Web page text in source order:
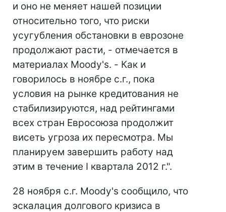
и оно не меняет нашей позиции
относительно того, что риски
усугубления обстановки в еврозоне
продолжают расти, - отмечается в
материалах Moody's. - Как и
говорилось в ноябре с.г., пока
условия на рынке кредитования не
стабилизируются, над рейтингами
всех стран Евросоюза продолжит
висеть угроза их пересмотра. Мы
планируем завершить работу над
этим в течение I квартала 2012 г.".
28 ноября с.г. Moody's сообщило, что
эскалация долгового кризиса в